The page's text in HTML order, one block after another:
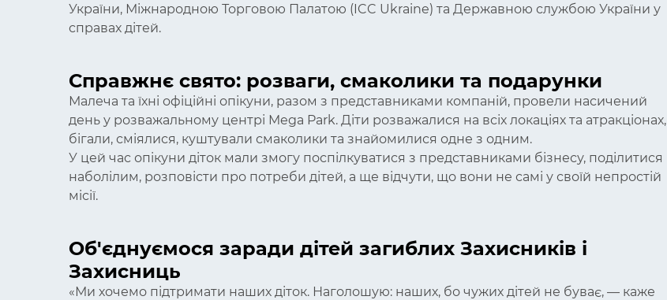
України, Міжнародною Торговою Палатою (ICC Ukraine) та Державною службою України у
справах дітей.
Справжнє свято: розваги, смаколики та подарунки
Малеча та їхні офіційні опікуни, разом з представниками компаній, провели насичений
день у розважальному центрі Mega Park. Діти розважалися на всіх локаціях та атракціонах,
бігали, сміялися, куштували смаколики та знайомилися одне з одним.
У цей час опікуни діток мали змогу поспілкуватися з представниками бізнесу, поділитися
наболілим, розповісти про потреби дітей, а ще відчути, що вони не самі у своїй непростій
місії.
Об'єднуємося заради дітей загиблих Захисників і
Захисниць
«Ми хочемо підтримати наших діток. Наголошую: наших, бо чужих дітей не буває, — каже